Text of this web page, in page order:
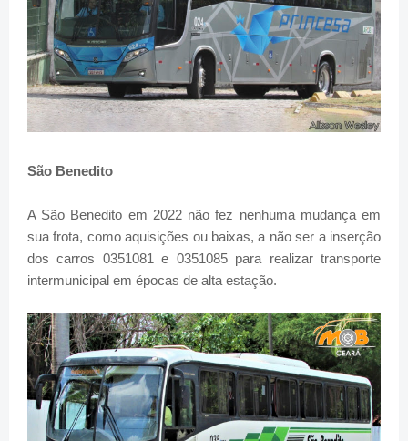
São Benedito
A São Benedito em 2022 não fez nenhuma mudança em
sua frota, como aquisições ou baixas, a não ser a inserção
dos carros 0351081 e 0351085 para realizar transporte
intermunicipal em épocas de alta estação.